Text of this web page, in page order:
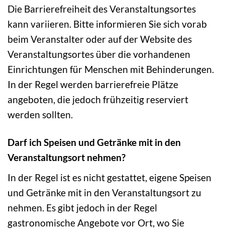
Die Barrierefreiheit des Veranstaltungsortes
kann variieren. Bitte informieren Sie sich vorab
beim Veranstalter oder auf der Website des
Veranstaltungsortes über die vorhandenen
Einrichtungen für Menschen mit Behinderungen.
In der Regel werden barrierefreie Plätze
angeboten, die jedoch frühzeitig reserviert
werden sollten.
Darf ich Speisen und Getränke mit in den
Veranstaltungsort nehmen?
In der Regel ist es nicht gestattet, eigene Speisen
und Getränke mit in den Veranstaltungsort zu
nehmen. Es gibt jedoch in der Regel
gastronomische Angebote vor Ort, wo Sie